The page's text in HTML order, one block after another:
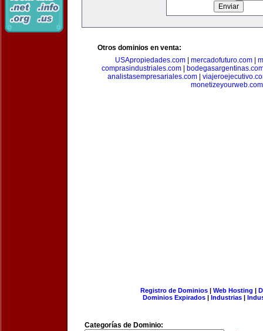
Otros dominios en venta:
USApropiedades.com| mercadofuturo.com|
comprasindustriales.com
analistasempresariales.com
monetizeyourweb.com
Registro de Dominios| Web Hosting |
Dominios Expirados | Industrias |
Categorías de Dominio: